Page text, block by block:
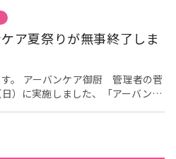
とは違う食事を楽しんで頂けるよ
これからも、利用
つを作り、食べることを楽しんで
ログ担当 栄養課
曲がっていたり、停電して警察官
所前の府立図書館の街路樹が根こ
るととてつもなく強い風が吹き荒
の恐ろしさを感じます。復旧には
、それでも、何とか一日でも早
お祈り申し上げます。
週間献立表[/caption] フロ
そこに、掲示する物
しゃる為、少しでも色を添えられ
トをいれています
トを添え、ご利用者様に塗り絵を
表となっています
そし
ア夏祭りが無事終了しま
の菅